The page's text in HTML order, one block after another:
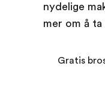
nydelige
mer om å
Gratis